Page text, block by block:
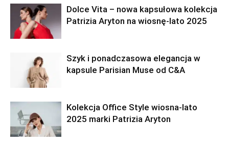
Dolce Vita – nowa kapsułowa kolekcja
Patrizia Aryton na wiosnę-lato 2025
Szyk i ponadczasowa elegancja w
kapsule Parisian Muse od C&A
Kolekcja Office Style wiosna-lato
2025 marki Patrizia Aryton